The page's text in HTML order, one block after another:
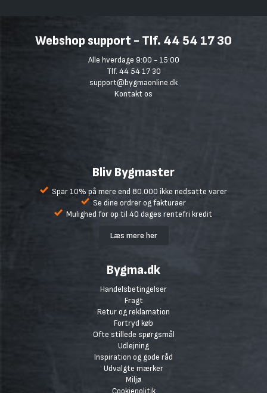
Webshop support - Tlf. 44 54 17 30
Alle hverdage 9:00 - 15:00
Tlf. 44 54 17 30
support@bygmaonline.dk
Kontakt os
Bliv Bygmaster
Spar 10% på mere end 80.000 ikke nedsatte varer
Se dine ordrer og fakturaer
Mulighed for op til 40 dages rentefri kredit
Læs mere her
Bygma.dk
Handelsbetingelser
Fragt
Retur og reklamation
Fortryd køb
Ofte stillede spørgsmål
Udlejning
Inspiration og gode råd
Udvalgte mærker
Miljø
Cookiepolitik